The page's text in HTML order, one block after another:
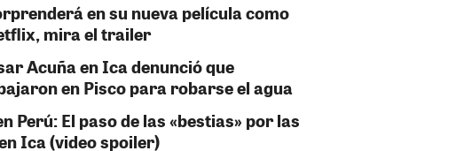
en su nueva película como
mira el trailer
Acuña en Ica denunció que
en Pisco para robarse el agua
Perú: El paso de las «bestias» por las
Ica (video spoiler)